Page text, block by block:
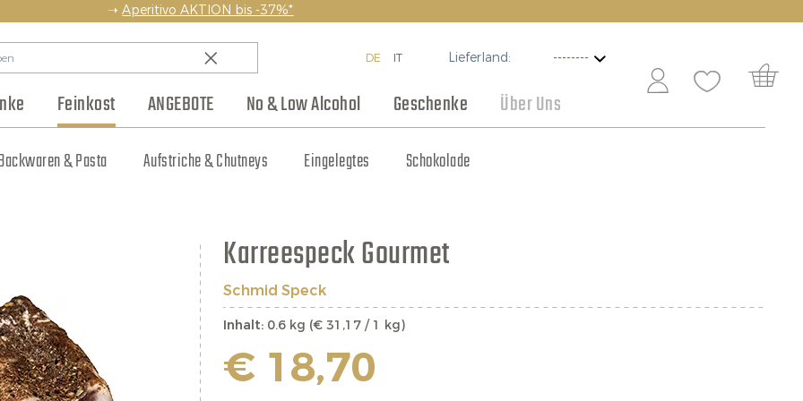
➝Aperitivo AKTION bis -37%*
DE IT Lieferland:
Feinkost ANGEBOTE No & Low Alcohol Geschenke Über Uns
Regionen Anlass Weinpakete Kleine Flaschen Angebote
& Pasta Aufstriche & Chutneys Eingelegtes Schokolade
Team Weinhaus Club Blog Hersteller Jobs
Karreespeck Gourmet
Schmid Speck
Inhalt: 0.6 kg (€ 31,17 / 1 kg)
€ 18,70